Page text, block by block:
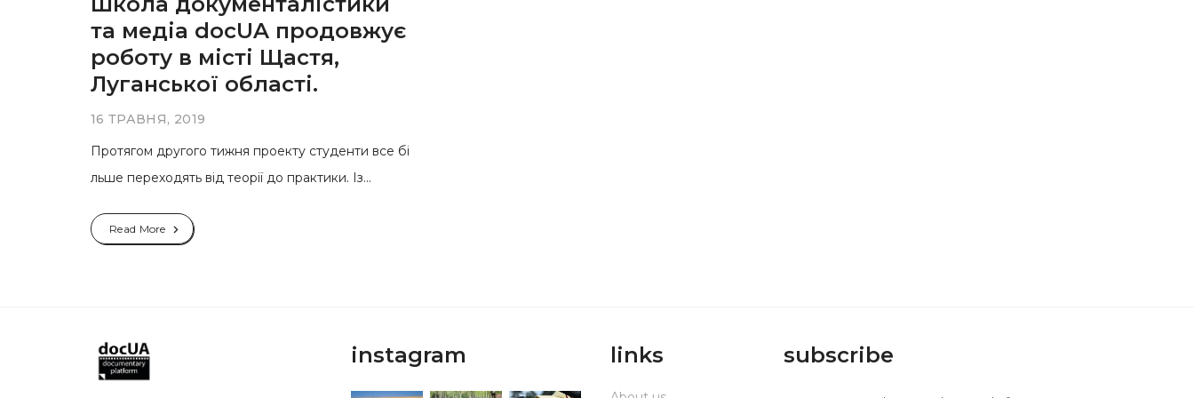
та медіа docUA продовжує
роботу в місті Щастя,
Луганської області.
16 ТРАВНЯ, 2019
Протягом другого тижня проекту студенти все бі
льше переходять від теорії до практики. Із...
Read More
instagram links subscribe